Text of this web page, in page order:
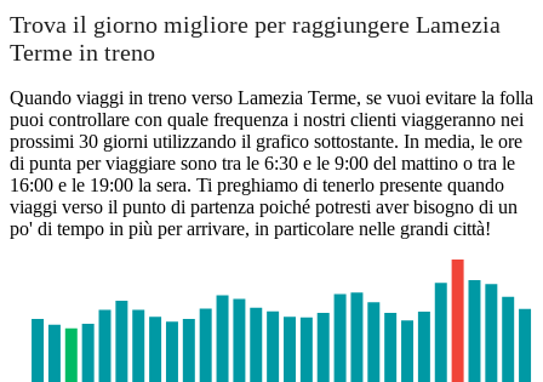
Trova il giorno migliore per raggiungere Lamezia
Terme in treno
Quando viaggi in treno verso Lamezia Terme, se vuoi evitare la folla
puoi controllare con quale frequenza i nostri clienti viaggeranno nei
prossimi 30 giorni utilizzando il grafico sottostante. In media, le ore
di punta per viaggiare sono tra le 6:30 e le 9:00 del mattino o tra le
16:00 e le 19:00 la sera. Ti preghiamo di tenerlo presente quando
viaggi verso il punto di partenza poiché potresti aver bisogno di un
po' di tempo in più per arrivare, in particolare nelle grandi città!